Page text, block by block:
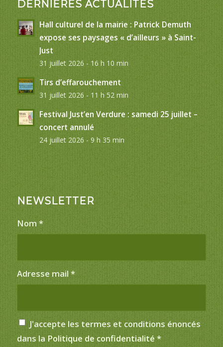
DERNIÈRES ACTUALITÉS
Hall culturel de la mairie : Patrick Demuth
expose ses paysages « d’ailleurs » à Saint-
Just
31 juillet 2026 - 16 h 10 min
Tirs d’effarouchement
31 juillet 2026 - 11 h 52 min
Festival Just’en Verdure : samedi 25 juillet –
concert annulé
24 juillet 2026 - 9 h 35 min
NEWSLETTER
Nom *
Adresse mail *
J'accepte les termes et conditions énoncés
dans la Politique de confidentialité *